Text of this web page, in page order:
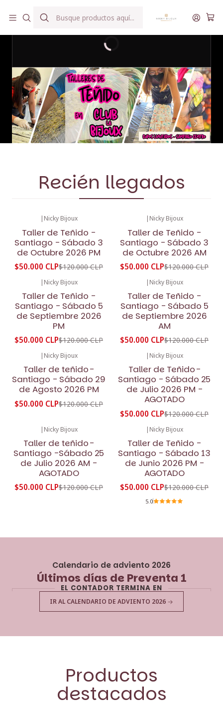
Recién llegados
Nicky Bijoux
Taller de Teñido -
Santiago - Sábado 3
de Octubre 2026 PM
$50.000 CLP$120.000 CLP
Nicky Bijoux
Taller de Teñido -
Santiago - Sábado 3
de Octubre 2026 AM
$50.000 CLP$120.000 CLP
| Nicky Bijoux
Taller de Teñido -
Santiago - Sábado 5
de Septiembre 2026
PM
$50.000 CLP$120.000 CLP
| Nicky Bijoux
Taller de Teñido -
Santiago - Sábado 5
de Septiembre 2026
AM
$50.000 CLP$120.000 CLP
| Nicky Bijoux
Taller de teñido-
Santiago - Sábado 29
de Agosto 2026 PM
$50.000 CLP$120.000 CLP
No disponible
| Nicky Bijoux
Taller de Teñido-
Santiago - Sábado 25
de Julio 2026 PM -
AGOTADO
$50.000 CLP$120.000 CLP
No disponible
| Nicky Bijoux
Taller de teñido-
Santiago -Sábado 25
de Julio 2026 AM -
AGOTADO
$50.000 CLP$120.000 CLP
No disponible
| Nicky Bijoux
Taller de Teñido -
Santiago - Sábado 13
de Junio 2026 PM -
AGOTADO
$50.000 CLP$120.000 CLP
5.0
Calendario de adviento 2026
Últimos días de Preventa 1
EL CONTADOR TERMINA EN
IR AL CALENDARIO DE ADVIENTO 2026
Productos
destacados